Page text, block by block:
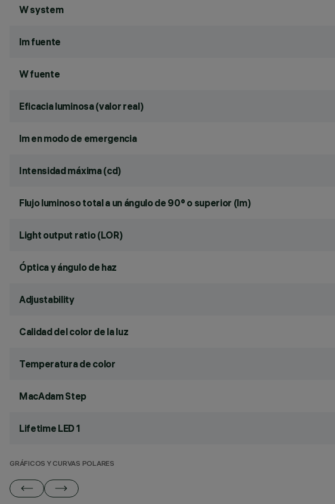
W system
lm fuente
W fuente
Eficacia luminosa (valor real)
lm en modo de emergencia
Intensidad máxima (cd)
Flujo luminoso total a un ángulo de 90° o superior (lm)
Light output ratio (LOR)
Óptica y ángulo de haz
Adjustability
Calidad del color de la luz
Temperatura de color
MacAdam Step
Lifetime LED 1
GRÁFICOS Y CURVAS POLARES